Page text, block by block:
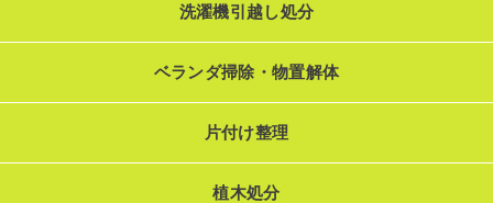
洗濯機引越し処分
ベランダ掃除・物置解体
片付け整理
植木処分